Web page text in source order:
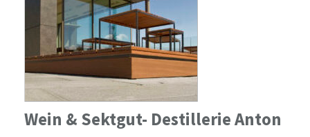
Wein & Sektgut- Destillerie Anton